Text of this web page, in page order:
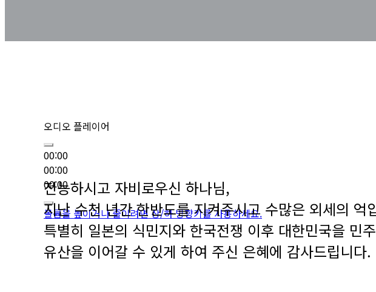
오디오 플레이어
00:00
00:00
00:00
볼륨을 높이거나 줄이려면 상/하 방향키를 사용하세요.
전능하시고 자비로우신 하나님,
지난 수천 년간 한반도를 지켜주시고 수많은 외세의
특별히 일본의 식민지와 한국전쟁 이후 대한민국을 민
유산을 이어갈 수 있게 하여 주신 은혜에 감사드립니다.